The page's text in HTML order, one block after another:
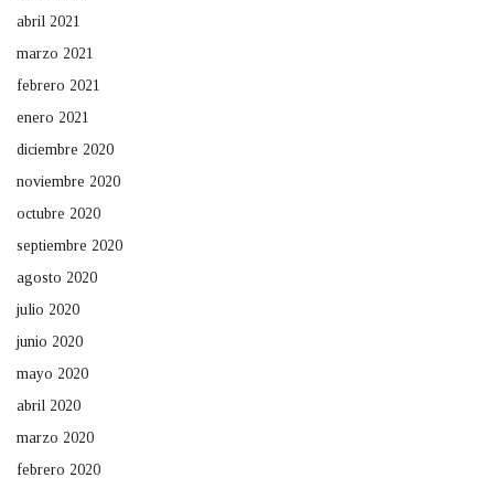
abril 2021
marzo 2021
febrero 2021
enero 2021
diciembre 2020
noviembre 2020
octubre 2020
septiembre 2020
agosto 2020
julio 2020
junio 2020
mayo 2020
abril 2020
marzo 2020
febrero 2020